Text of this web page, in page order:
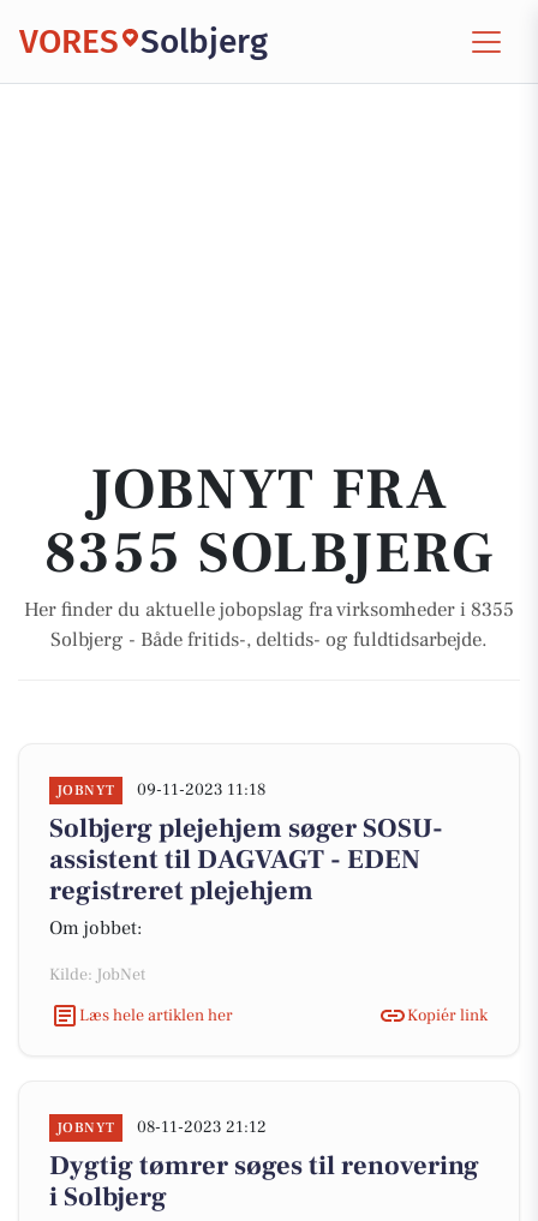
VORES Solbjerg
JOBNYT FRA
8355 SOLBJERG
Her finder du aktuelle jobopslag fra virksomheder i 8355
Solbjerg - Både fritids-, deltids- og fuldtidsarbejde.
JOBNYT 09-11-2023 11:18
Solbjerg plejehjem søger SOSU-
assistent til DAGVAGT - EDEN
registreret plejehjem
Om jobbet:
Kilde: JobNet
Læs hele artiklen her
Kopiér link
JOBNYT 08-11-2023 21:12
Dygtig tømrer søges til renovering
i Solbjerg